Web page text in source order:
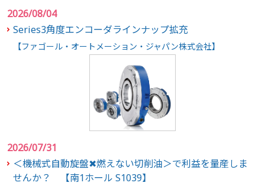
2026/08/04
Series3角度エンコーダラインナップ拡充
【ファゴール・オートメーション・ジャパン株式会社】
2026/07/31
＜機械式自動旋盤✖燃えない切削油＞で利益を量産しま
せんか？ 【南1ホール S1039】